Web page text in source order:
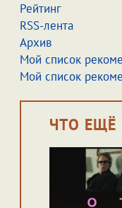
Рейтинг
RSS-лента
Архив
Мой список
Мой список
ЧТО ЕЩЁ